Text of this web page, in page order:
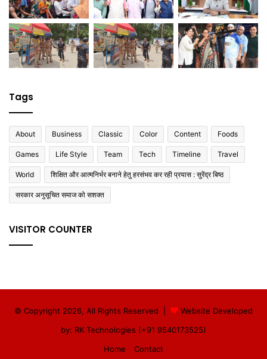
Tags
About Business Classic Color Content Foods
Games Life Style Team Tech Timeline Travel
World शिक्षित और आत्मनिर्भर बनाने हेतु हरसंभव कर रही प्रयास : सुरेंद्र बिष्ठ
सरकार अनुसूचित समाज को सशक्त
VISITOR COUNTER
© Copyright 2026, All Rights Reserved |
Website Developed
by: RK Technologies (+91 9540173525)
Home
Contact